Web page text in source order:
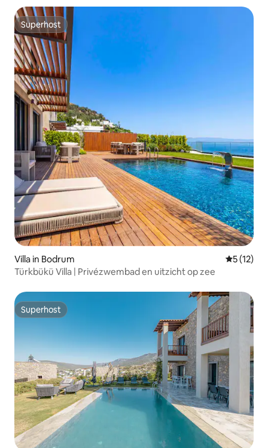
Superhost
Superhost
Villa in Bodrum
5 (12)
Türkbükü Villa | Privézwembad en uitzicht op zee
Superhost
Superhost